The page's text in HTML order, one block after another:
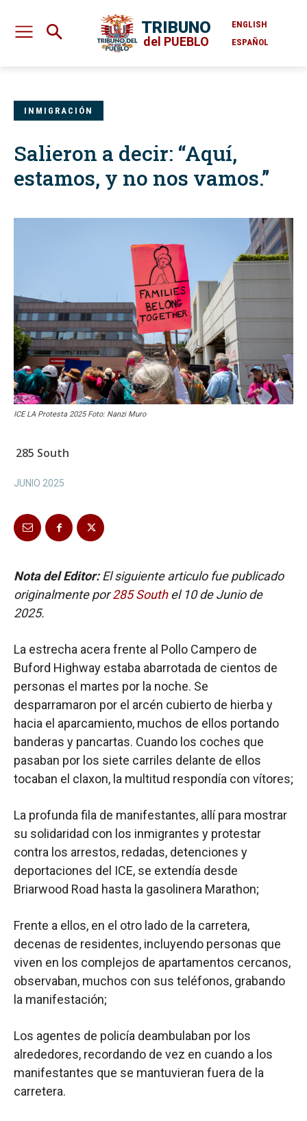
TRIBUNO
del PUEBLO
ENGLISH
ESPAÑOL
INMIGRACIÓN
Salieron a decir: “Aquí,
estamos, y no nos vamos.”
ICE LA Protesta 2025 Foto: Nanzi Muro
285 South
JUNIO 2025
Nota del Editor:El siguiente articulo fue publicado
originalmente por285 Southel 10 de Junio de
2025.
La estrecha acera frente al Pollo Campero de
Buford Highway estaba abarrotada de cientos de
personas el martes por la noche. Se
desparramaron por el arcén cubierto de hierba y
hacia el aparcamiento, muchos de ellos portando
banderas y pancartas. Cuando los coches que
pasaban por los siete carriles delante de ellos
tocaban el claxon, la multitud respondía con vítores;
La profunda fila de manifestantes, allí para mostrar
su solidaridad con los inmigrantes y protestar
contra los arrestos, redadas, detenciones y
deportaciones del ICE, se extendía desde
Briarwood Road hasta la gasolinera Marathon;
Frente a ellos, en el otro lado de la carretera,
decenas de residentes, incluyendo personas que
viven en los complejos de apartamentos cercanos,
observaban, muchos con sus teléfonos, grabando
la manifestación;
Los agentes de policía deambulaban por los
alrededores, recordando de vez en cuando a los
manifestantes que se mantuvieran fuera de la
carretera.